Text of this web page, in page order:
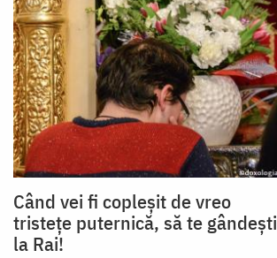
Când vei fi copleșit de vreo
tristețe puternică, să te gândești
la Rai!